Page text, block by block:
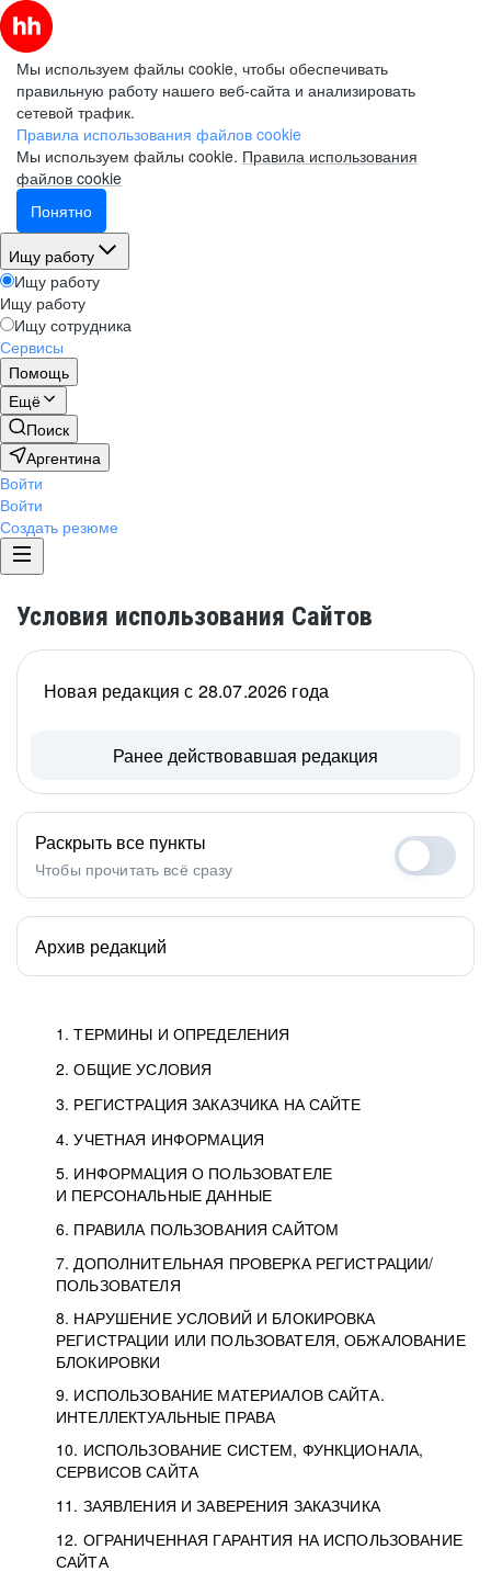
Мы используем файлы cookie, чтобы обеспечивать
правильную работу нашего веб-сайта и анализировать
сетевой трафик.
Правила использования файлов cookie
Мы используем файлы cookie. Правила использования
файлов cookie
Понятно
Ищу работу
Ищу работу
Ищу работу
Ищу сотрудника
Сервисы
Помощь
Ещё
Поиск
Аргентина
Войти
Войти
Создать резюме
Условия использования Сайтов
1. ТЕРМИНЫ И ОПРЕДЕЛЕНИЯ
2. ОБЩИЕ УСЛОВИЯ
3. РЕГИСТРАЦИЯ ЗАКАЗЧИКА НА САЙТЕ
4. УЧЕТНАЯ ИНФОРМАЦИЯ
5. ИНФОРМАЦИЯ О ПОЛЬЗОВАТЕЛЕ
И ПЕРСОНАЛЬНЫЕ ДАННЫЕ
6. ПРАВИЛА ПОЛЬЗОВАНИЯ САЙТОМ
7. ДОПОЛНИТЕЛЬНАЯ ПРОВЕРКА РЕГИСТРАЦИИ/
ПОЛЬЗОВАТЕЛЯ
8. НАРУШЕНИЕ УСЛОВИЙ И БЛОКИРОВКА
РЕГИСТРАЦИИ ИЛИ ПОЛЬЗОВАТЕЛЯ, ОБЖАЛОВАНИЕ
БЛОКИРОВКИ
9. ИСПОЛЬЗОВАНИЕ МАТЕРИАЛОВ САЙТА.
ИНТЕЛЛЕКТУАЛЬНЫЕ ПРАВА
10. ИСПОЛЬЗОВАНИЕ СИСТЕМ, ФУНКЦИОНАЛА,
СЕРВИСОВ САЙТА
11. ЗАЯВЛЕНИЯ И ЗАВЕРЕНИЯ ЗАКАЗЧИКА
12. ОГРАНИЧЕННАЯ ГАРАНТИЯ НА ИСПОЛЬЗОВАНИЕ
САЙТА
Новая редакция с 28.07.2026 года
Ранее действовавшая редакция
Раскрыть все пункты
Чтобы прочитать всё сразу
Архив редакций